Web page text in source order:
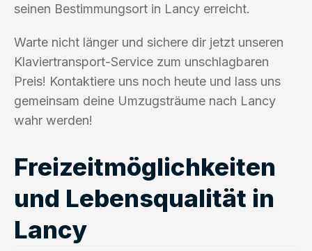
seinen Bestimmungsort in Lancy erreicht.
Warte nicht länger und sichere dir jetzt unseren
Klaviertransport-Service zum unschlagbaren
Preis! Kontaktiere uns noch heute und lass uns
gemeinsam deine Umzugsträume nach Lancy
wahr werden!
Freizeitmöglichkeiten
und Lebensqualität in
Lancy